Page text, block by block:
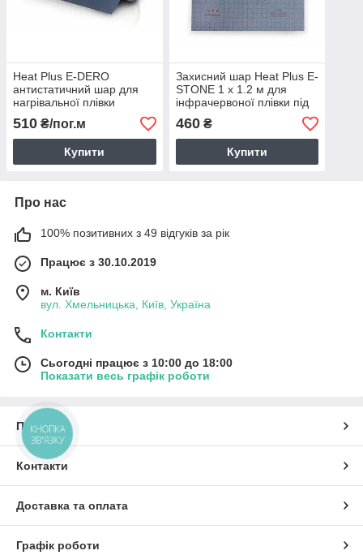
Heat Plus E-DERO
антистатичний шар для
нагрівальної плівки
(заземлюючий) / ширина 1
м / товщ. 0.15 мм
510 ₴/пог.м
Купити
Захисний шар Heat Plus E-
STONE 1 х 1.2 м для
інфрачервоної плівки під
час монтажу під лінолеум
/ товщ. 2.5 мм
460₴
Купити
Про нас
100% позитивних з 49 відгуків за рік
Працює з 30.10.2019
м. Київ
вул. Хмельницька, Київ, Україна
Контакти
Сьогодні працює з 10:00 до 18:00
Показати весь графік роботи
Про нас
Контакти
Доставка та оплата
Графік роботи
КНОПКА
ЗВ'ЯЗКУ